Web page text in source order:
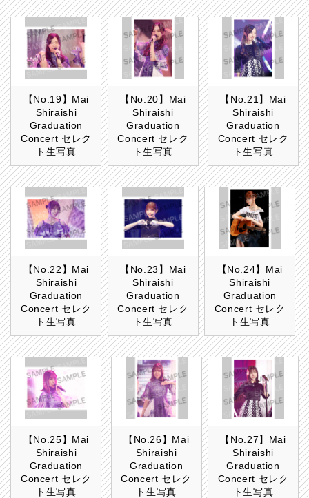
【No.19】Mai
Shiraishi
Graduation
Concert セレク
ト生写真
【No.20】Mai
Shiraishi
Graduation
Concert セレク
ト生写真
【No.21】Mai
Shiraishi
Graduation
Concert セレク
ト生写真
【No.22】Mai
Shiraishi
Graduation
Concert セレク
ト生写真
【No.23】Mai
Shiraishi
Graduation
Concert セレク
ト生写真
【No.24】Mai
Shiraishi
Graduation
Concert セレク
ト生写真
【No.25】Mai
Shiraishi
Graduation
Concert セレク
ト生写真
【No.26】Mai
Shiraishi
Graduation
Concert セレク
ト生写真
【No.27】Mai
Shiraishi
Graduation
Concert セレク
ト生写真